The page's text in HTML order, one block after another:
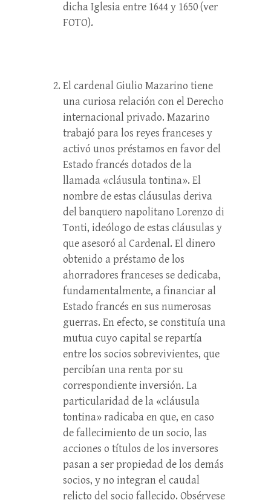
dicha Iglesia entre 1644 y 1650 (ver
FOTO).
El cardenal Giulio Mazarino tiene
una curiosa relación con el Derecho
internacional privado. Mazarino
trabajó para los reyes franceses y
activó unos préstamos en favor del
Estado francés dotados de la
llamada «cláusula tontina». El
nombre de estas cláusulas deriva
del banquero napolitano Lorenzo di
Tonti, ideólogo de estas cláusulas y
que asesoró al Cardenal. El dinero
obtenido a préstamo de los
ahorradores franceses se dedicaba,
fundamentalmente, a financiar al
Estado francés en sus numerosas
guerras. En efecto, se constituía una
mutua cuyo capital se repartía
entre los socios sobrevivientes, que
percibían una renta por su
correspondiente inversión. La
particularidad de la «cláusula
tontina» radicaba en que, en caso
de fallecimiento de un socio, las
acciones o títulos de los inversores
pasan a ser propiedad de los demás
socios, y no integran el caudal
relicto del socio fallecido. Obsérvese